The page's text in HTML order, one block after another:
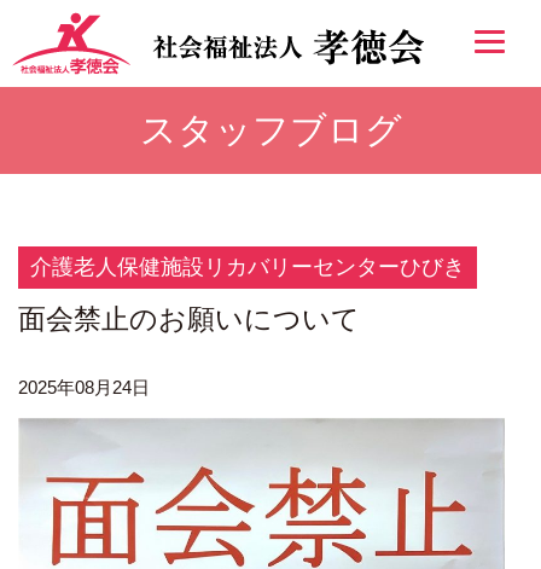
スタッフブログ
介護老人保健施設リカバリーセンターひびき
面会禁止のお願いについて
2025年08月24日